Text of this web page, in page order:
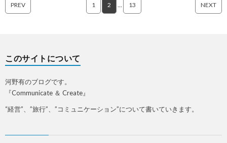
PREV 1 2 13 NEXT
このサイトについて
河野有のブログです。
『Communicate ＆ Create』
“経営”、”旅行”、”コミュニケーション”について書いていきます。